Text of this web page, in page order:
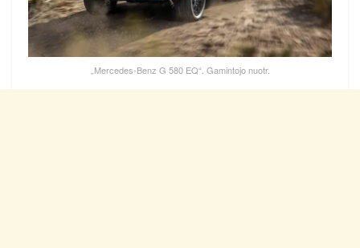
„Mercedes-Benz G 580 EQ“. Gamintojo nuotr.